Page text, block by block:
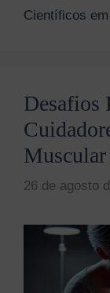
Científicos
Desafios
26 de agosto